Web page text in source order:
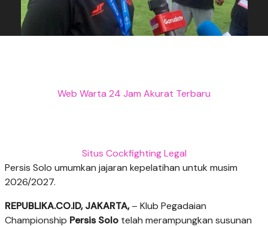
Web Warta 24 Jam Akurat Terbaru
Situs Cockfighting Legal
Persis Solo umumkan jajaran kepelatihan untuk musim
2026/2027.
REPUBLIKA.CO.ID, JAKARTA,– Klub Pegadaian
Championship Persis Solo telah merampungkan susunan